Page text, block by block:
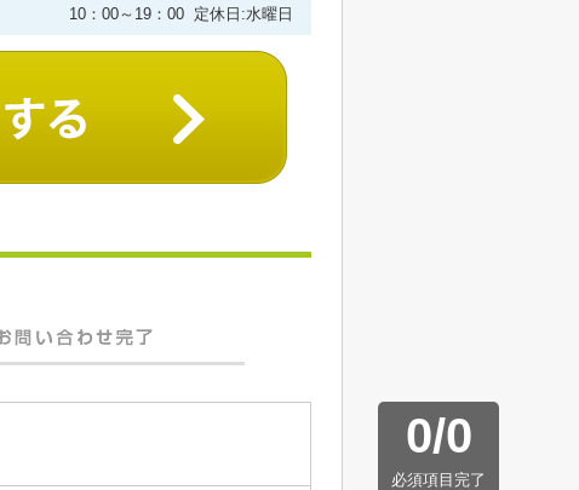
10：00～19：00 定休日:水曜日
0/0
必須項目完了